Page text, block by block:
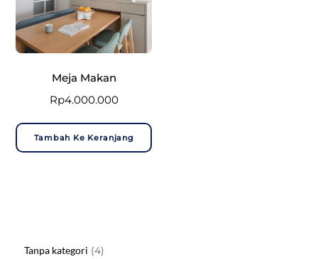
Meja Makan
Rp4.000.000
Tambah Ke Keranjang
Tanpa kategori 44